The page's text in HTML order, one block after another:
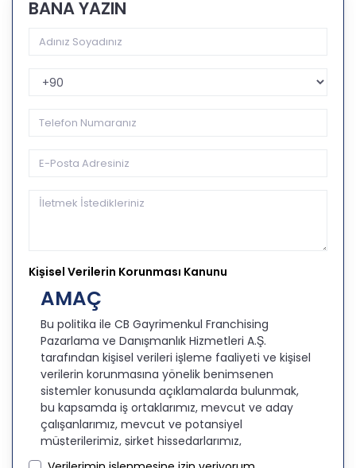
BANA YAZIN
Telefon Kodu
Kişisel Verilerin Korunması Kanunu
AMAÇ
Bu politika ile CB Gayrimenkul Franchising
Pazarlama ve Danışmanlık Hizmetleri A.Ş.
tarafından kişisel verileri işleme faaliyeti ve kişisel
verilerin korunmasına yönelik benimsenen
sistemler konusunda açıklamalarda bulunmak,
bu kapsamda iş ortaklarımız, mevcut ve aday
çalışanlarımız, mevcut ve potansiyel
müşterilerimiz, şirket hissedarlarımız,